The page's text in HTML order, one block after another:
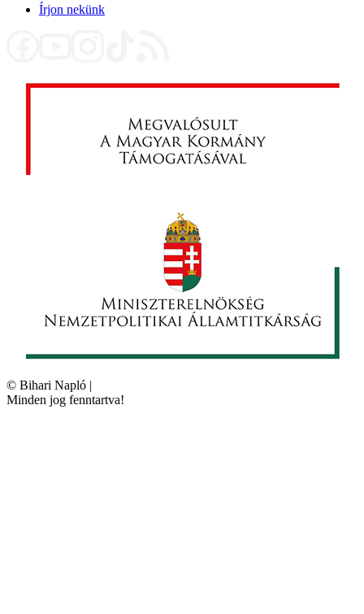
Írjon nekünk
© Bihari Napló |
Minden jog fenntartva!